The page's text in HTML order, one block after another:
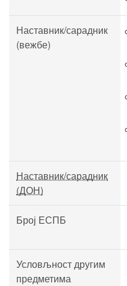
Наставник/сарадник
(вежбе)
Наставник/сарадник
(ДОН)
Број ЕСПБ
Условљност другим
предметима